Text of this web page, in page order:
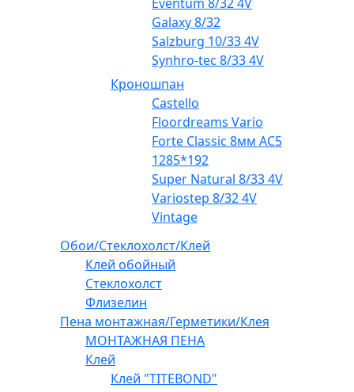
Galaxy 8/32
Salzburg 10/33 4V
Synhro-tec 8/33 4V
Кроношпан
Castello
Floordreams Vario
Forte Classic 8мм AC5
1285*192
Super Natural 8/33 4V
Variostep 8/32 4V
Vintage
Обои/Стеклохолст/Клей
Клей обойный
Стеклохолст
Флизелин
Пена монтажная/Герметики/Клея
МОНТАЖНАЯ ПЕНА
Клей
Клей "TITEBOND"